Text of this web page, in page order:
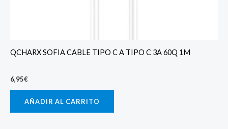
QCHARX SOFIA CABLE TIPO C A TIPO C 3A 60Q 1M
6,95€
AÑADIR AL CARRITO